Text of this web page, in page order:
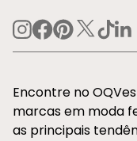
Encontre no
marcas em moda
as principais